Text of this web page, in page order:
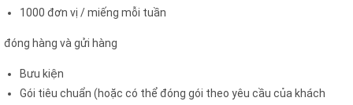
1000 đơn vị / miếng mỗi tuần
đóng hàng và gửi hàng
Bưu kiện
Gói tiêu chuẩn (hoặc có thể đóng gói theo yêu cầu của khách